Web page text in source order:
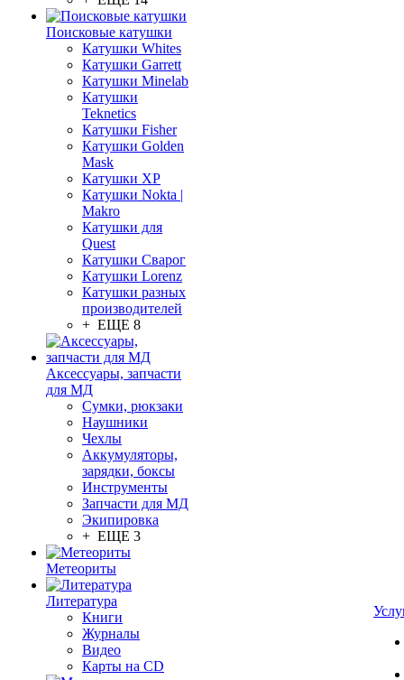
Поисковые катушки
Катушки Whites
Катушки Garrett
Катушки Minelab
Катушки
Teknetics
Катушки Fisher
Катушки Golden
Mask
Катушки XP
Катушки Nokta |
Makro
Катушки для
Quest
Катушки Сварог
Катушки Lorenz
Катушки разных
производителей
+ ЕЩЕ 8
Аксессуары, запчасти
для МД
Сумки, рюкзаки
Наушники
Чехлы
Аккумуляторы,
зарядки, боксы
Инструменты
Запчасти для МД
Экипировка
+ ЕЩЕ 3
Метеориты
Литература
Книги
Журналы
Видео
Карты на CD